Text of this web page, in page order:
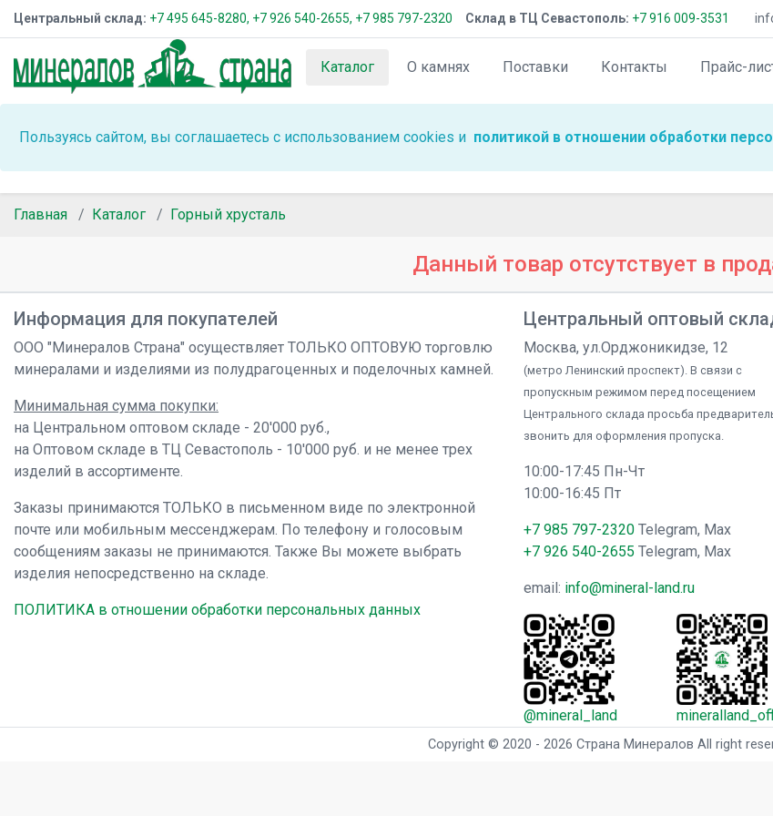
Центральный склад: +7 495 645-8280, +7 926 540-2655, +7 985 797-2320 Склад в ТЦ Севастополь: +7 916 009-3531
Каталог О камнях Поставки Контакты Прайс-
Пользуясь сайтом, вы соглашаетесь с использованием cookies и политикой в отношении обработки
Главная Каталог Горный хрусталь
Данный товар отсутствует в
Информация для покупателей
ООО "Минералов Страна" осуществляет ТОЛЬКО ОПТОВУЮ торговлю
минералами и изделиями из полудрагоценных и поделочных камней.
Минимальная сумма покупки:
на Центральном оптовом складе - 20'000 руб.,
на Оптовом складе в ТЦ Севастополь - 10'000 руб. и не менее трех
изделий в ассортименте.
Заказы принимаются ТОЛЬКО в письменном виде по электронной
почте или мобильным мессенджерам. По телефону и голосовым
сообщениям заказы не принимаются. Также Вы можете выбрать
изделия непосредственно на складе.
ПОЛИТИКА в отношении обработки персональных данных
Центральный оптовый
Москва, ул.Орджоникидзе, 12
(метро Ленинский проспект). В связи с
пропускным режимом перед посещением
Центрального склада просьба
звонить для оформления пропуска.
10:00-17:45 Пн-Чт
10:00-16:45 Пт
+7 985 797-2320 Telegram, Max
+7 926 540-2655 Telegram, Max
email: info@mineral-land.ru
@mineral_land
Copyright © 2020 - 2026 Страна Минералов All right